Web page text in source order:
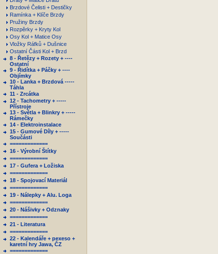
Brzdové Čelisti + Destičky
Ramínka + Klíče Brzdy
Pružiny Brzdy
Rozpěrky + Kryty Kol
Osy Kol + Matice Osy
Vložky Ráfků + Dušnice
Ostatní Části Kol + Brzd
8 - Řetězy + Rozety + ----
Ostatní
9 - Řidítka + Páčky + ----
Objímky
10 - Lanka + Brzdová -----
Táhla
11 - Zrcátka
12 - Tachometry + -----
Přístroje
13 - Světla + Blinkry + -----
Rámečky
14 - Elektroinstalace
15 - Gumové Díly + -----
Součásti
=============
16 - Výrobní Štítky
=============
17 - Gufera + Ložiska
=============
18 - Spojovací Materiál
=============
19 - Nálepky + Alu. Loga
=============
20 - Nášivky + Odznaky
=============
21 - Literatura
=============
22 - Kalendáře + pexeso +
karetní hry Jawa, ČZ
=============